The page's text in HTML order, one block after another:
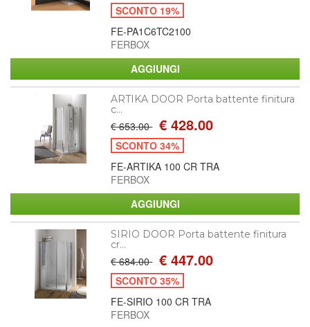
SCONTO 19%
FE-PA1C6TC2100
FERBOX
ARTIKA DOOR Porta battente finitura
c...
€ 653.00 € 428.00
SCONTO 34%
FE-ARTIKA 100 CR TRA
FERBOX
SIRIO DOOR Porta battente finitura
cr...
€ 684.00 € 447.00
SCONTO 35%
FE-SIRIO 100 CR TRA
FERBOX